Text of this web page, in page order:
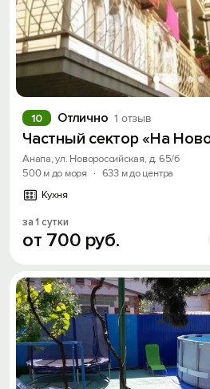
Отлично 1 отзыв
10
Частный сектор «На
Анапа, ул. Новороссийская, д. 65/б
500 м до моря
· 633 м до центра
Кухня
за 1 сутки
от 700 руб.